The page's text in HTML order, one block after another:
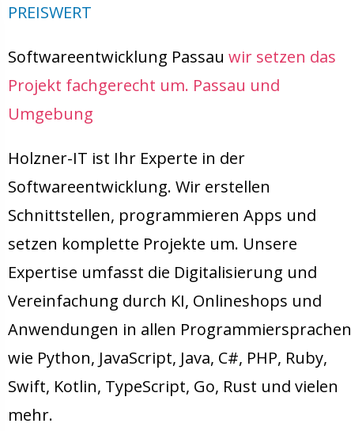
PREISWERT
Softwareentwicklung Passauwir setzen das
Projekt fachgerecht um. Passau und
Umgebung
Holzner-IT ist Ihr Experte in der
Softwareentwicklung. Wir erstellen
Schnittstellen, programmieren Apps und
setzen komplette Projekte um. Unsere
Expertise umfasst die Digitalisierung und
Vereinfachung durch KI, Onlineshops und
Anwendungen in allen Programmiersprachen
wie Python, JavaScript, Java, C#, PHP, Ruby,
Swift, Kotlin, TypeScript, Go, Rust und vielen
mehr.